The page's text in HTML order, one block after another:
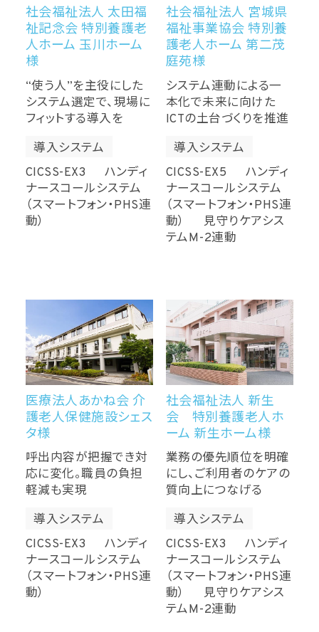
社会福祉法人 太田福
祉記念会 特別養護老
人ホーム 玉川ホーム
様
“使う人”を主役にした
システム選定で、現場に
フィットする導入を
導入システム
CICSS-EX3 ハンディ
ナースコールシステム
（スマートフォン・PHS連
動）
社会福祉法人 宮城県
福祉事業協会 特別養
護老人ホーム 第二茂
庭苑様
システム連動による一
本化で未来に向けた
ICTの土台づくりを推進
導入システム
CICSS-EX5 ハンディ
ナースコールシステム
（スマートフォン・PHS連
動） 見守りケアシス
テムM-2連動
医療法人あかね会 介
護老人保健施設シェス
タ様
呼出内容が把握でき対
応に変化。職員の負担
軽減も実現
導入システム
CICSS-EX3 ハンディ
ナースコールシステム
（スマートフォン・PHS連
動）
社会福祉法人 新生
会 特別養護老人ホ
ーム 新生ホーム様
業務の優先順位を明確
にし、ご利用者のケアの
質向上につなげる
導入システム
CICSS-EX3 ハンディ
ナースコールシステム
（スマートフォン・PHS連
動） 見守りケアシス
テムM-2連動